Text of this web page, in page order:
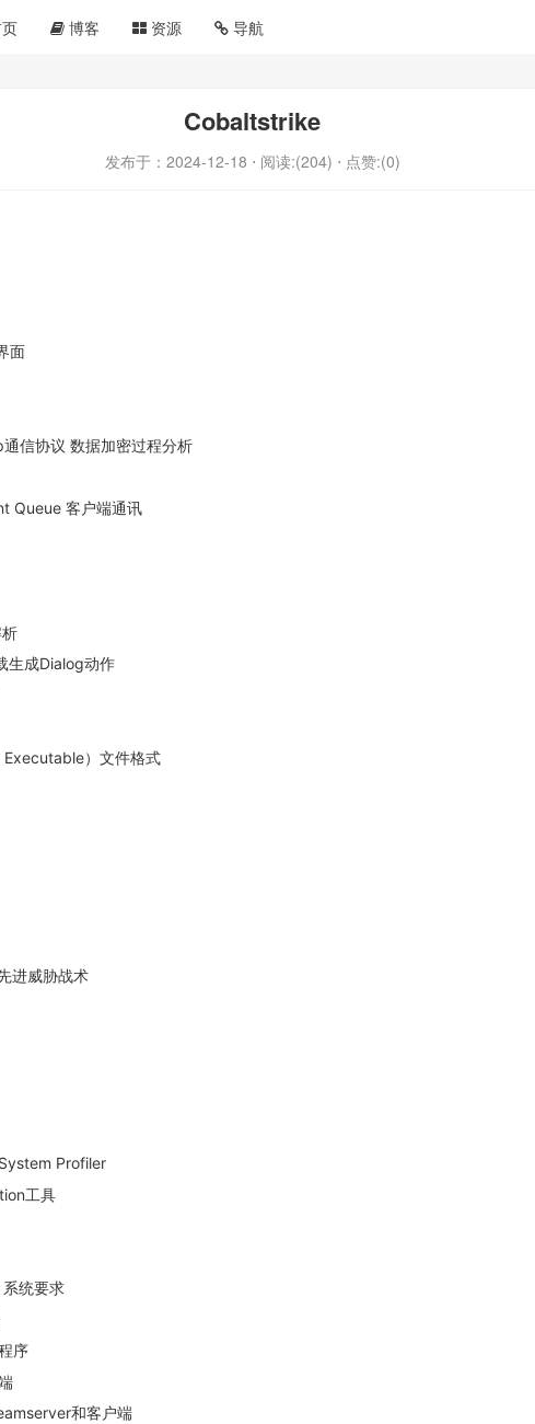
博客 资源 导航
Cobaltstrike
发布于： 2024-12-18 ⋅ 阅读:(204) ⋅ 点赞:(0)
面
信协议 数据加密过程分析
Queue 客户端通讯
生成Dialog动作
）文件格式
进威胁战术
Profiler
工具
统要求
序
和客户端